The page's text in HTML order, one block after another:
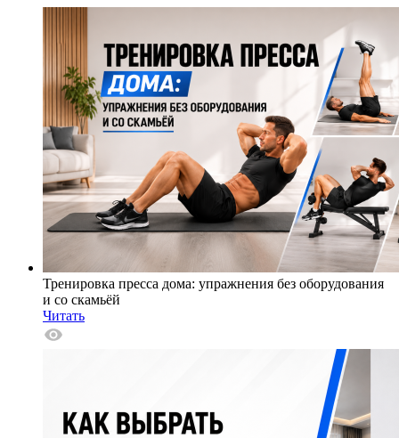
Тренировка пресса дома: упражнения без оборудования
и со скамьёй
Читать